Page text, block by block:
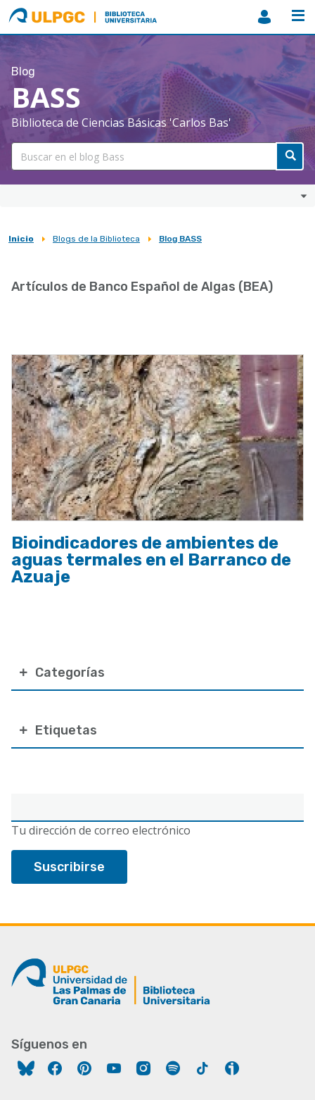
ULPGC
Biblioteca
ULPGC
Blog
BASS
Biblioteca de Ciencias Básicas 'Carlos Bas'
Sobrescribir
de
la
navegación
Inicio Blogs de la Biblioteca Blog BASS
electrónico
Tu dirección de correo electrónico
Categorías
Etiquetas
Artículos de Banco Español de Algas (BEA)
Bioindicadores de ambientes de
aguas termales en el Barranco de
Azuaje
Síguenos en
FacebookPinterestYouTubeInstagram
Spotify Tiktok